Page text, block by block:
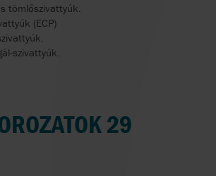
tömlőszivattyúk.
(ECP)
szivattyúk.
29